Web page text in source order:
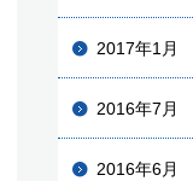
2017年1月
2016年7月
2016年6月